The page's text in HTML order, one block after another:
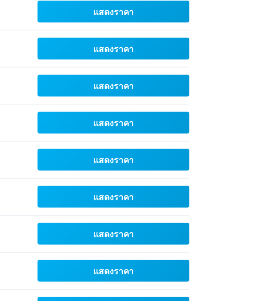
แสดงราคา
แสดงราคา
แสดงราคา
แสดงราคา
แสดงราคา
แสดงราคา
แสดงราคา
แสดงราคา